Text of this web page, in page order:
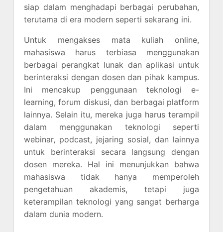
siap dalam menghadapi berbagai perubahan,
terutama di era modern seperti sekarang ini.
Untuk mengakses mata kuliah online,
mahasiswa harus terbiasa menggunakan
berbagai perangkat lunak dan aplikasi untuk
berinteraksi dengan dosen dan pihak kampus.
Ini mencakup penggunaan teknologi e-
learning, forum diskusi, dan berbagai platform
lainnya. Selain itu, mereka juga harus terampil
dalam menggunakan teknologi seperti
webinar, podcast, jejaring sosial, dan lainnya
untuk berinteraksi secara langsung dengan
dosen mereka. Hal ini menunjukkan bahwa
mahasiswa tidak hanya memperoleh
pengetahuan akademis, tetapi juga
keterampilan teknologi yang sangat berharga
dalam dunia modern.